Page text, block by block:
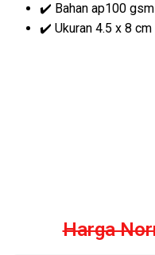
✔️ Bahan ap100 gsm
✔️ Ukuran 4.5 x 8 cm
Harga